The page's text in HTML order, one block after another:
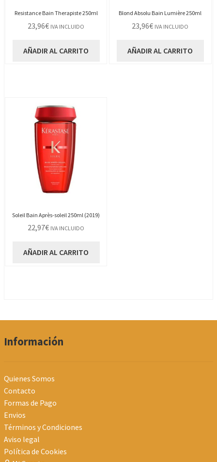
Resistance Bain Therapiste 250ml
23,96€ IVA INCLUIDO
AÑADIR AL CARRITO
Blond Absolu Bain Lumière 250ml
23,96€ IVA INCLUIDO
AÑADIR AL CARRITO
Soleil Bain Après-soleil 250ml (2019)
22,97€ IVA INCLUIDO
AÑADIR AL CARRITO
Información
Quienes Somos
Contacto
Formas de Pago
Envios
Términos y Condiciones
Aviso legal
Política de Cookies